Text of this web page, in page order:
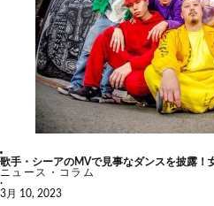
歌手・シーアのMVで見事なダンスを披露！
ニュース・コラム
·
3月 10, 2023